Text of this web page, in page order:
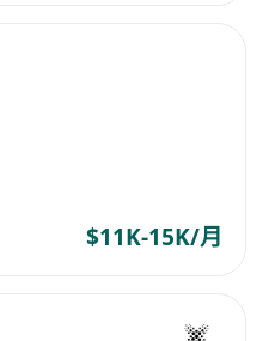
catering to diverse
Morgan
recruitment
talent solutions and
The company aims to
and job seekers
human resource
Moreover,
$11K-15K/月